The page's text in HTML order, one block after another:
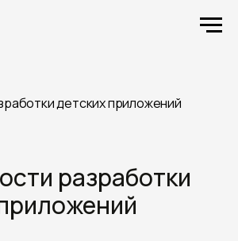
детских приложений
разработки